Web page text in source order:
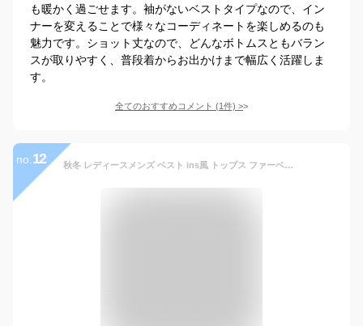
も暖かく過ごせます。袖がないベストタイプなので、イン
ナーを変えることで様々なコーディネートを楽しめるのも
魅力です。ショット丈なので、どんなボトムスともバラン
スが取りやすく、普段着からお出かけまで幅広く活躍しま
す。
全てのおすすめコメント (1件) >
no. 12 秋冬 レディースメンズ ベスト ins風 トップス ファーベストふわふわ モコモコ 男女兼用 カップルペアルック チョッキ 欧米風 カジュアルウェア ノースリーブ 暖かい 防風防寒 ミドル丈 白 黒 グレー モカ M L XL XXL 3XL